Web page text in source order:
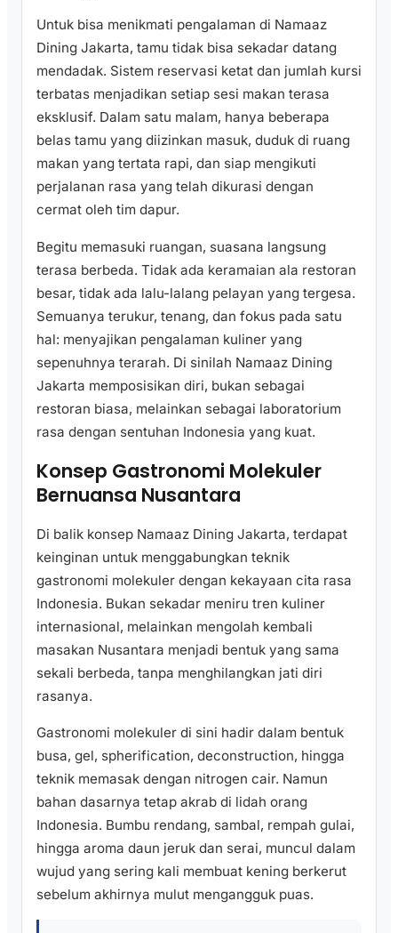
Untuk bisa menikmati pengalaman di Namaaz
Dining Jakarta, tamu tidak bisa sekadar datang
mendadak. Sistem reservasi ketat dan jumlah kursi
terbatas menjadikan setiap sesi makan terasa
eksklusif. Dalam satu malam, hanya beberapa
belas tamu yang diizinkan masuk, duduk di ruang
makan yang tertata rapi, dan siap mengikuti
perjalanan rasa yang telah dikurasi dengan
cermat oleh tim dapur.
Begitu memasuki ruangan, suasana langsung
terasa berbeda. Tidak ada keramaian ala restoran
besar, tidak ada lalu-lalang pelayan yang tergesa.
Semuanya terukur, tenang, dan fokus pada satu
hal: menyajikan pengalaman kuliner yang
sepenuhnya terarah. Di sinilah Namaaz Dining
Jakarta memposisikan diri, bukan sebagai
restoran biasa, melainkan sebagai laboratorium
rasa dengan sentuhan Indonesia yang kuat.
Konsep Gastronomi Molekuler
Bernuansa Nusantara
Di balik konsep Namaaz Dining Jakarta, terdapat
keinginan untuk menggabungkan teknik
gastronomi molekuler dengan kekayaan cita rasa
Indonesia. Bukan sekadar meniru tren kuliner
internasional, melainkan mengolah kembali
masakan Nusantara menjadi bentuk yang sama
sekali berbeda, tanpa menghilangkan jati diri
rasanya.
Gastronomi molekuler di sini hadir dalam bentuk
busa, gel, spherification, deconstruction, hingga
teknik memasak dengan nitrogen cair. Namun
bahan dasarnya tetap akrab di lidah orang
Indonesia. Bumbu rendang, sambal, rempah gulai,
hingga aroma daun jeruk dan serai, muncul dalam
wujud yang sering kali membuat kening berkerut
sebelum akhirnya mulut mengangguk puas.